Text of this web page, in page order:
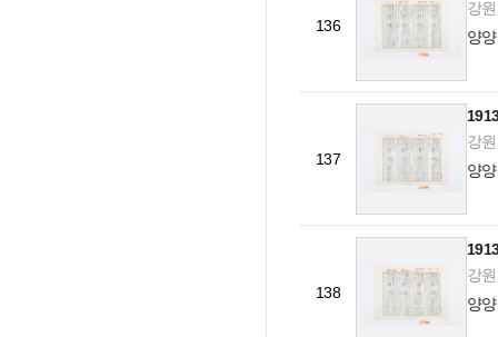
136
강
양
137
강
양
138
강
양